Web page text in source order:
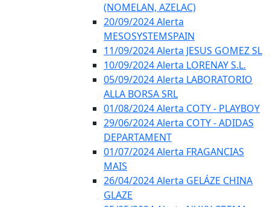
(NOMELAN, AZELAC)
20/09/2024 Alerta
MESOSYSTEMSPAIN
11/09/2024 Alerta JESUS GOMEZ SL
10/09/2024 Alerta LORENAY S.L.
05/09/2024 Alerta LABORATORIO
ALLA BORSA SRL
01/08/2024 Alerta COTY - PLAYBOY
29/06/2024 Alerta COTY - ADIDAS
DEPARTAMENT
01/07/2024 Alerta FRAGANCIAS
MAIS
26/04/2024 Alerta GELÁZE CHINA
GLAZE